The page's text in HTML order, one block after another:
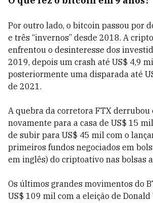
Por outro lado, o bitcoin passou por
e três “invernos” desde 2018. A
enfrentou o desinteresse dos
2019, depois um crash até US$ 4,9
posteriormente uma disparada até
de 2021.
A quebra da corretora FTX derrubou
novamente para a casa de US$ 15
de subir para US$ 45 mil com o
primeiros fundos negociados em
em inglês) do criptoativo nas bolsas
Os últimos grandes movimentos do
US$ 109 mil com a eleição de